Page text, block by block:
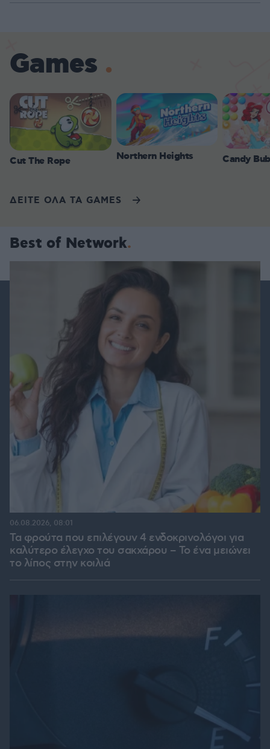
Games
Cut The Rope Northern Heights Candy
ΔΕΙΤΕ ΟΛΑ ΤΑ GAMES
Best of Network
Τα φρούτα που επιλέγουν 4 ενδοκρινολόγοι για
καλύτερο έλεγχο του σακχάρου – Το ένα μειώνει
το λίπος στην κοιλιά
06.08.2026, 08:01